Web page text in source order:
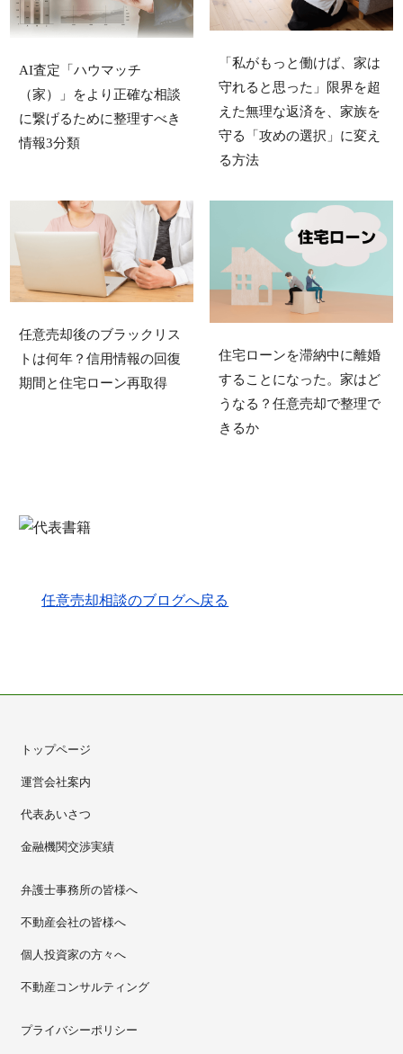
AI査定「ハウマッチ
（家）」をより正確な相談
に繋げるために整理すべき
情報3分類
「私がもっと働けば、家は
守れると思った」限界を超
えた無理な返済を、家族を
守る「攻めの選択」に変え
る方法
任意売却後のブラックリス
トは何年？信用情報の回復
期間と住宅ローン再取得
住宅ローンを滞納中に離婚
することになった。家はど
うなる？任意売却で整理で
きるか
任意売却相談のブログへ戻る
トップページ
運営会社案内
代表あいさつ
金融機関交渉実績
弁護士事務所の皆様へ
不動産会社の皆様へ
個人投資家の方々へ
不動産コンサルティング
プライバシーポリシー